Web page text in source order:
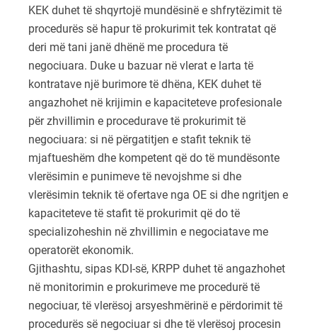
KEK duhet të shqyrtojë mundësinë e shfrytëzimit të
procedurës së hapur të prokurimit tek kontratat që
deri më tani janë dhënë me procedura të
negociuara. Duke u bazuar në vlerat e larta të
kontratave një burimore të dhëna, KEK duhet të
angazhohet në krijimin e kapaciteteve profesionale
për zhvillimin e procedurave të prokurimit të
negociuara: si në përgatitjen e stafit teknik të
mjaftueshëm dhe kompetent që do të mundësonte
vlerësimin e punimeve të nevojshme si dhe
vlerësimin teknik të ofertave nga OE si dhe ngritjen e
kapaciteteve të stafit të prokurimit që do të
specializoheshin në zhvillimin e negociatave me
operatorët ekonomik.
Gjithashtu, sipas KDI-së, KRPP duhet të angazhohet
në monitorimin e prokurimeve me procedurë të
negociuar, të vlerësoj arsyeshmërinë e përdorimit të
procedurës së negociuar si dhe të vlerësoj procesin